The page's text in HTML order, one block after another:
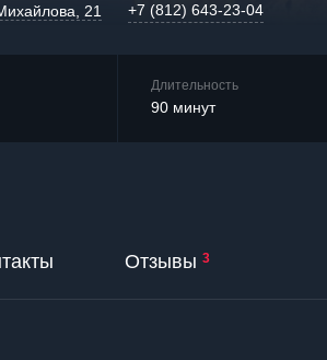
21 +7 (812) 643-23-04
Длительность
90 минут
Отзывы 3